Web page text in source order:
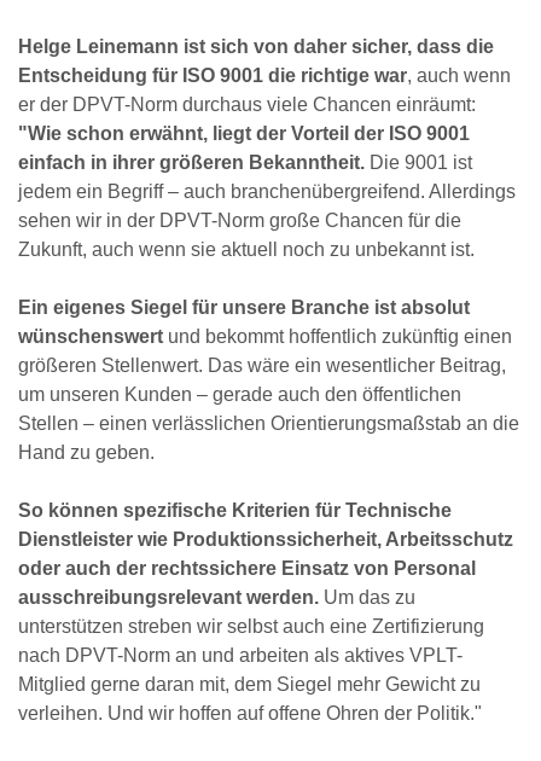
Helge Leinemann ist sich von daher sicher, dass die
Entscheidung für ISO 9001 die richtige war, auch wenn
er der DPVT-Norm durchaus viele Chancen einräumt:
"Wie schon erwähnt, liegt der Vorteil der ISO 9001
einfach in ihrer größeren Bekanntheit. Die 9001 ist
jedem ein Begriff – auch branchenübergreifend. Allerdings
sehen wir in der DPVT-Norm große Chancen für die
Zukunft, auch wenn sie aktuell noch zu unbekannt ist.
Ein eigenes Siegel für unsere Branche ist absolut
wünschenswert und bekommt hoffentlich zukünftig einen
größeren Stellenwert. Das wäre ein wesentlicher Beitrag,
um unseren Kunden – gerade auch den öffentlichen
Stellen – einen verlässlichen Orientierungsmaßstab an die
Hand zu geben.
So können spezifische Kriterien für Technische
Dienstleister wie Produktionssicherheit, Arbeitsschutz
oder auch der rechtssichere Einsatz von Personal
ausschreibungsrelevant werden. Um das zu
unterstützen streben wir selbst auch eine Zertifizierung
nach DPVT-Norm an und arbeiten als aktives VPLT-
Mitglied gerne daran mit, dem Siegel mehr Gewicht zu
verleihen. Und wir hoffen auf offene Ohren der Politik."